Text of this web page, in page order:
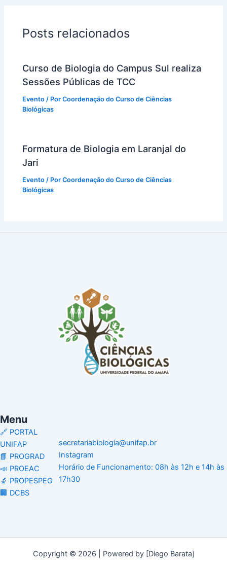
Posts relacionados
Curso de Biologia do Campus Sul realiza
Sessões Públicas de TCC
Evento / PorCoordenação do Curso de Ciências
Biológicas
Formatura de Biologia em Laranjal do
Jari
Evento / PorCoordenação do Curso de Ciências
Biológicas
Menu
🔗 PORTAL
UNIFAP
📘 PROGRAD
📣 PROEAC
🔬 PROPESPEG
🏢 DCBS
secretariabiologia@unifap.br
Instagram
Horário de Funcionamento: 08h às 12h e 14h às
17h30
Copyright © 2026 | Powered by [Diego Barata]